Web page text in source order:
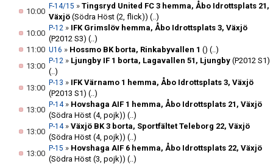
10:00
F-14/15 » Tingsryd United FC 3 hemma, Åbo Idrottsplats 21,
Växjö (Södra Höst (2, flick)) (..)
10:00
P-12 » IFK Grimslöv hemma, Åbo Idrottsplats 3, Växjö
(P2012 S3) (..)
11:00 U16 » Hossmo BK borta, Rinkabyvallen 1 () (..)
13:00
P-12 » Ljungby IF 1 borta, Lagavallen 51, Ljungby (P2012 S1)
(..)
13:00
P-13 » IFK Värnamo 1 hemma, Åbo Idrottsplats 3, Växjö
(P2013 S1) (..)
13:00
P-14» Hovshaga AIF 1 hemma, Åbo Idrottsplats 21, Växjö
(Södra Höst (4, pojk)) (..)
13:00
P-14» Växjö BK 3 borta, Sportfältet Teleborg 22, Växjö
(Södra Höst (4, pojk)) (..)
13:00
P-15 » Hovshaga AIF 6 hemma, Åbo Idrottsplats 22, Växjö
(Södra Höst (3, pojk)) (..)